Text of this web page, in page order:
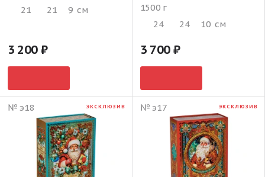
21
21 9 см
3 200
1500 г
24
24 10 см
3 700
№ э18 ЭКСКЛЮЗИВ № э17 ЭКСКЛЮЗИВ